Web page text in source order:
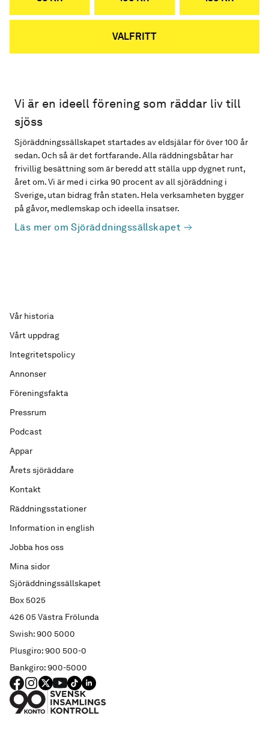
VALFRITT
Vi är en ideell förening som räddar liv till
sjöss
Sjöräddningssällskapet startades av eldsjälar för över 100 år
sedan. Och så är det fortfarande. Alla räddningsbåtar har
frivillig besättning som är beredd att ställa upp dygnet runt,
året om. Vi är med i cirka 90 procent av all sjöräddning i
Sverige, utan bidrag från staten. Hela verksamheten bygger
på gåvor, medlemskap och ideella insatser.
Läs mer om Sjöräddningssällskapet
Sjöräddningssällskapet
Box 5025
426 05 Västra Frölunda
Swish: 900 5000
Plusgiro: 900 500-0
Bankgiro: 900-5000
Vår historia
Vårt uppdrag
Integritetspolicy
Annonser
Föreningsfakta
Pressrum
Podcast
Appar
Årets sjöräddare
Kontakt
Räddningsstationer
Information in english
Jobba hos oss
Mina sidor
FACEBOOK
Instagram
X YouTube
TIKTOKLINKED IN